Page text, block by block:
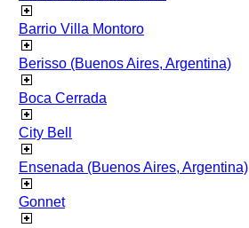
Barrio Villa Montoro
Berisso (Buenos Aires, Argentina)
Boca Cerrada
City Bell
Ensenada (Buenos Aires, Argentina)
Gonnet